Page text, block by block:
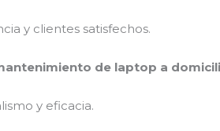
y clientes satisfechos.
de laptop a
y eficacia.